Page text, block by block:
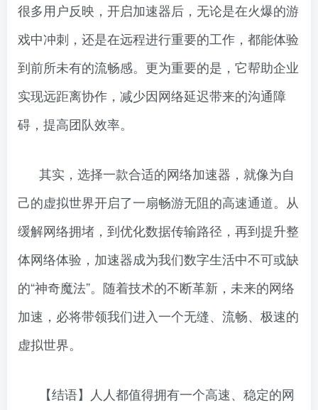
很多用户反映，开启加速器后，无论是在火爆的游
戏中冲刺，还是在远程进行重要的工作，都能体验
到前所未有的流畅感。更为重要的是，它帮助企业
实现远距离协作，减少因网络延迟带来的沟通障
碍，提高团队效率。
其实，选择一款合适的网络加速器，就像为自
己的虚拟世界开启了一扇畅游无阻的高速通道。从
缓解网络拥堵，到优化数据传输路径，再到提升整
体网络体验，加速器成为我们数字生活中不可或缺
的“神奇魔法”。随着技术的不断革新，未来的网络
加速，必将带领我们进入一个无缝、流畅、极速的
虚拟世界。
【结语】人人都值得拥有一个高速、稳定的网